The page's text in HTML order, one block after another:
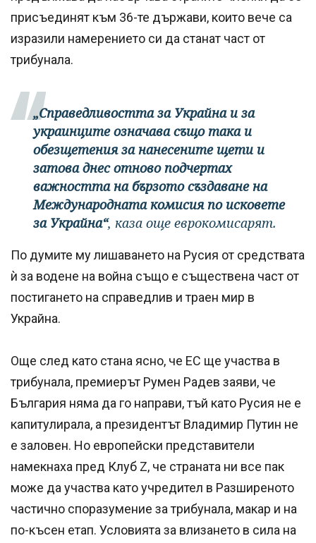
присъединят към 36-те държави, които вече са
изразили намерението си да станат част от
трибунала.
„Справедливостта за Украйна и за
украинците означава също така и
обезщетения за нанесените щети и
затова днес отново подчертах
важността на бързото създаване на
Международната комисия по исковете
за Украйна“, каза още еврокомисарят.
По думите му лишаването на Русия от средствата
ѝ за водене на война също е съществена част от
постигането на справедлив и траен мир в
Украйна.
Още след като стана ясно, че ЕС ще участва в
трибунала, премиерът Румен Радев заяви, че
България няма да го направи, тъй като Русия не е
капитулирала, а президентът Владимир Путин не
е заловен. Но европейски представители
намекнаха пред Клуб Z, че страната ни все пак
може да участва като учредител в Разширеното
частично споразумение за трибунала, макар и на
по-късен етап. Условията за влизането в сила на